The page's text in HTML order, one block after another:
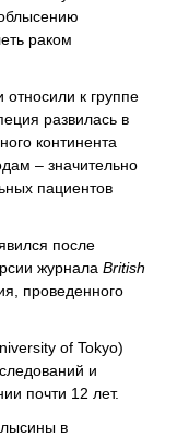
раком
к группе
развилась в
континента
– значительно
пациентов
после
журнала British
проведенного
of Tokyo)
и
почти 12 лет.
лысины в